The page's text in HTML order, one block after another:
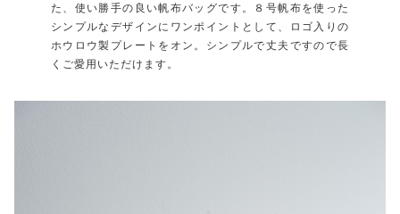
た、使い勝手の良い帆布バッグです。８号帆布を使った
シンプルなデザインにワンポイントとして、ロゴ入りの
ホウロウ製プレートをオン。シンプルで丈夫ですので長
くご愛用いただけます。